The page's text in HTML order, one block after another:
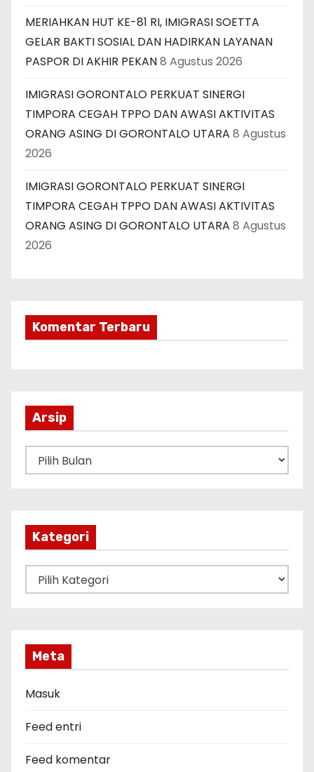
MERIAHKAN HUT KE-81 RI, IMIGRASI SOETTA
GELAR BAKTI SOSIAL DAN HADIRKAN LAYANAN
PASPOR DI AKHIR PEKAN8 Agustus 2026
IMIGRASI GORONTALO PERKUAT SINERGI
TIMPORA CEGAH TPPO DAN AWASI AKTIVITAS
ORANG ASING DI GORONTALO UTARA 8 Agustus
2026
IMIGRASI GORONTALO PERKUAT SINERGI
TIMPORA CEGAH TPPO DAN AWASI AKTIVITAS
ORANG ASING DI GORONTALO UTARA 8 Agustus
2026
Komentar Terbaru
Arsip
r
Kategori
a
o
r
Meta
Masuk
Feed entri
Feed komentar